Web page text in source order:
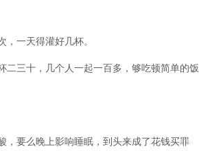
一天得灌好几杯。
二三十，几个人一起一百多，够吃顿简单的饭
，要么晚上影响睡眠，到头来成了花钱买罪